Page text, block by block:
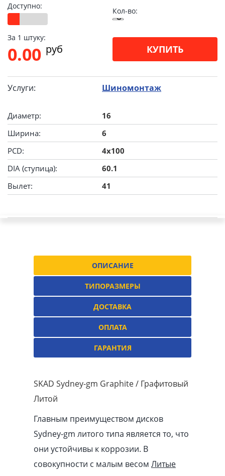
Доступно:
Кол-во:
За 1 штуку:
0.00 pуб КУПИТЬ
Услуги: Шиномонтаж
Диаметр:
16
Ширина:
6
PCD:
4x100
DIA (ступица):
60.1
Вылет:
41
ОПИСАНИЕ
ТИПОРАЗМЕРЫ
ДОСТАВКА
ОПЛАТА
ГАРАНТИЯ
SKAD Sydney-gm Graphite / Графитовый
Литой
Главным преимуществом дисков
Sydney-gm литого типа является то, что
они устойчивы к коррозии. В
совокупности с малым весом Литые